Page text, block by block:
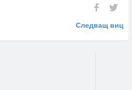
Следващ виц